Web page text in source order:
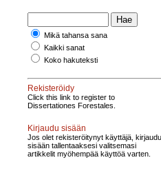
Mikä tahansa sana
Kaikki sanat
Koko hakuteksti
Rekisteröidy
Click this link to register to
Dissertationes Forestales.
Kirjaudu sisään
Jos olet rekisteröitynyt käyttäjä, kirjaudu
sisään tallentaaksesi valitsemasi
artikkelit myöhempää käyttöä varten.